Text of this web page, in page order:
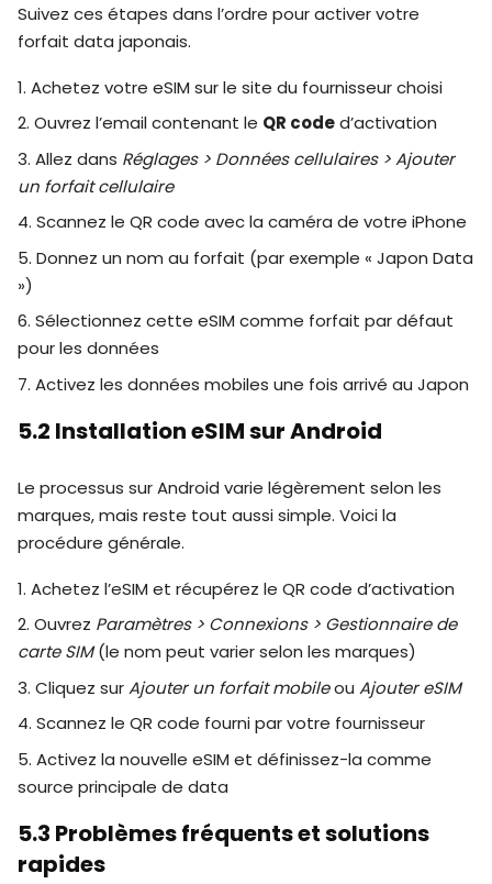
Suivez ces étapes dans l’ordre pour activer votre
forfait data japonais.
1. Achetez votre eSIM sur le site du fournisseur choisi
2. Ouvrez l’email contenant le QR coded’activation
3. Allez dans Réglages > Données cellulaires > Ajouter
un forfait cellulaire
4. Scannez le QR code avec la caméra de votre iPhone
5. Donnez un nom au forfait (par exemple « Japon Data
»)
6. Sélectionnez cette eSIM comme forfait par défaut
pour les données
7. Activez les données mobiles une fois arrivé au Japon
5.2 Installation eSIM sur Android
Le processus sur Android varie légèrement selon les
marques, mais reste tout aussi simple. Voici la
procédure générale.
1. Achetez l’eSIM et récupérez le QR code d’activation
2. Ouvrez Paramètres > Connexions > Gestionnaire de
carte SIM(le nom peut varier selon les marques)
3. Cliquez surAjouter un forfait mobileou Ajouter eSIM
4. Scannez le QR code fourni par votre fournisseur
5. Activez la nouvelle eSIM et définissez-la comme
source principale de data
5.3 Problèmes fréquents et solutions
rapides